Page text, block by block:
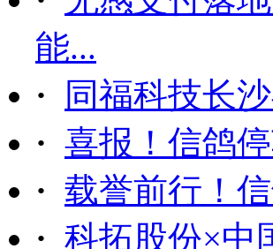
能...
·
同福科技长
· 喜报！信鸽
· 载誉前行！
· 科拓股份×中